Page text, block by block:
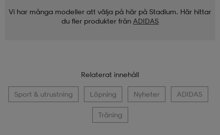
Vi har många modeller att välja på här på Stadium. Här hittar
du fler produkter från ADIDAS
Relaterat innehåll
Sport & utrustning Löpning Nyheter ADIDAS
Träning